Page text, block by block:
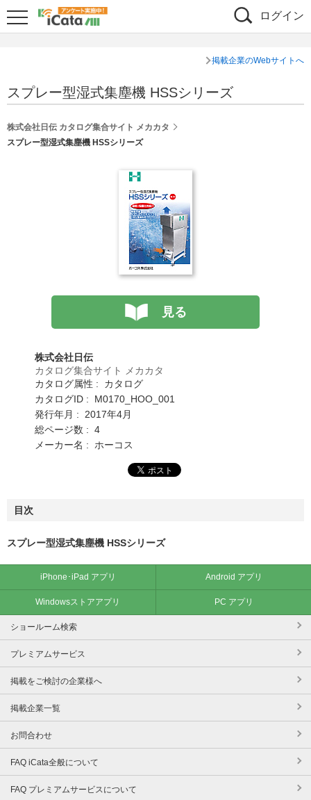
ログイン
掲載企業のWebサイトへ
スプレー型湿式集塵機 HSSシリーズ
株式会社日伝 カタログ集合サイト メカカタ
スプレー型湿式集塵機 HSSシリーズ
見る
株式会社日伝
カタログ集合サイト メカカタ
カタログ属性 : カタログ
カタログID : M0170_HOO_001
発行年月 : 2017年4月
総ページ数 : 4
メーカー名 : ホーコス
目次
スプレー型湿式集塵機 HSSシリーズ
iPhone･iPad アプリ Android アプリ
Windowsストアアプリ PC アプリ
ショールーム検索
プレミアムサービス
掲載をご検討の企業様へ
掲載企業一覧
お問合わせ
FAQ iCata全般について
FAQ プレミアムサービスについて